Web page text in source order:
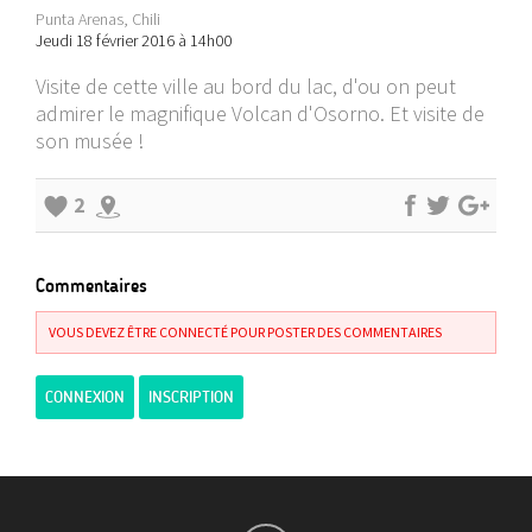
Punta Arenas, Chili
Jeudi 18 février 2016 à 14h00
Visite de cette ville au bord du lac, d'ou on peut
admirer le magnifique Volcan d'Osorno. Et visite de
son musée !
2
Commentaires
VOUS DEVEZ ÊTRE CONNECTÉ POUR POSTER DES COMMENTAIRES
CONNEXION INSCRIPTION